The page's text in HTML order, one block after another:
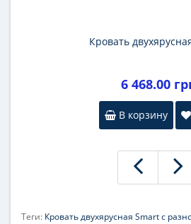
Кровать
6 468.00
В корзину
Теги: Кровать двухярусная Smart с